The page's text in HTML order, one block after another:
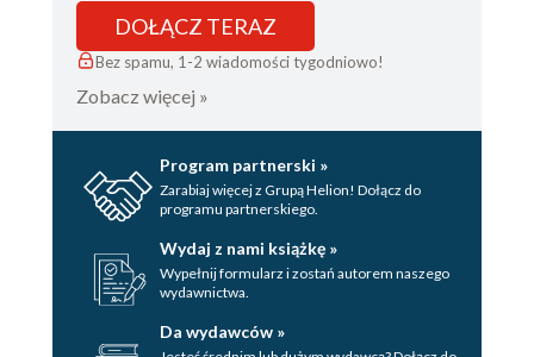
DOŁĄCZ TERAZ
Bez spamu, 1-2 wiadomości tygodniowo!
Zobacz więcej »
Program partnerski »
Zarabiaj więcej z Grupą Helion! Dołącz do
programu partnerskiego.
Wydaj z nami książkę »
Wypełnij formularz i zostań autorem naszego
wydawnictwa.
Da wydawców »